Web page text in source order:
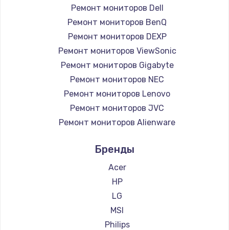
Ремонт петель крышки
990 руб.
Заказать
Настройка Wi-Fi
1030 руб.
Заказать
Замена шим-контроллера
3900 руб.
Замена HDMI
Заказать
Ремонт мониторов Dell
Ремонт мониторов BenQ
Ремонт мониторов DEXP
Ремонт мониторов ViewSonic
Ремонт мониторов Gigabyte
Ремонт мониторов NEC
Ремонт мониторов Lenovo
Ремонт мониторов JVC
Ремонт мониторов Alienware
Ремонт мониторов Thunderobot
Ремонт мониторов Hisense
Ремонт мониторов АОС
Ремонт мониторов Ardor
Ремонт мониторов Machenike
Ремонт мониторов iru
Бренды
Acer
HP
LG
MSI
Philips